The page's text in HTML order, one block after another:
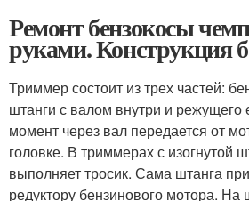
Ремонт бензокосы
руками. Конструкция
Триммер состоит из трех частей:
штанги с валом внутри и режущего
момент через вал передается от
головке. В триммерах с изогнутой
выполняет тросик. Сама штанга
редуктору бензинового мотора. На